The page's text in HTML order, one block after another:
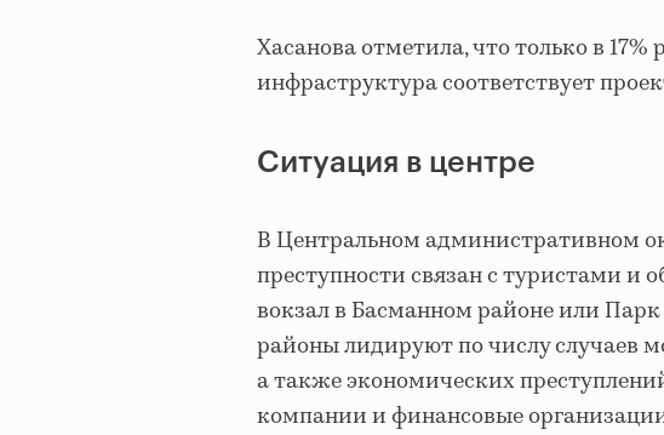
Хасанова отметила, что только в
инфраструктура соответствует
Ситуация в центре
В Центральном административном
преступности связан с туристами
вокзал в Басманном районе или
районы лидируют по числу случаев
а также экономических
компании и финансовые